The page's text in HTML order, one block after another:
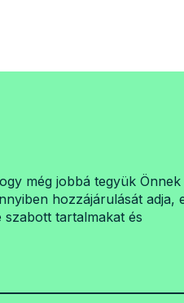
még jobbá tegyük Önnek
hozzájárulását adja,
tartalmakat és